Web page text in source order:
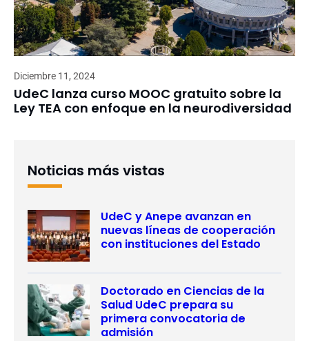
Diciembre 11, 2024
UdeC lanza curso MOOC gratuito sobre la
Ley TEA con enfoque en la neurodiversidad
Noticias más vistas
UdeC y Anepe avanzan en
nuevas líneas de cooperación
con instituciones del Estado
Doctorado en Ciencias de la
Salud UdeC prepara su
primera convocatoria de
admisión